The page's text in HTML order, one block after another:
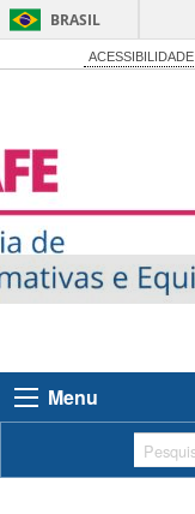
BRASIL
ACESSIBILIDADE
Menu